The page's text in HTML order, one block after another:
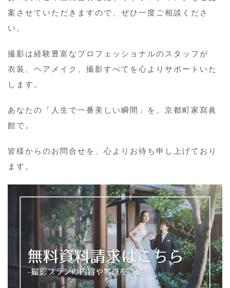
案させていただきますので、ぜひ一度ご相談くださ
い。
撮影は経験豊富なプロフェッショナルのスタッフが
衣装、ヘアメイク、撮影すべてを心よりサポートいた
します。
あなたの「人生で一番美しい瞬間」を、京都町家寫眞
館で。
皆様からのお問合せを、心よりお待ち申し上げており
ます。